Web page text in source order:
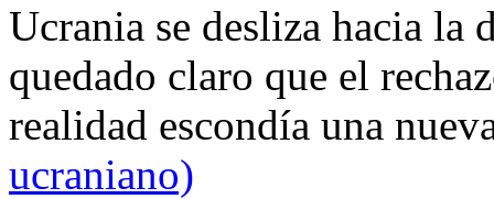
Ucrania se desliza hacia
quedado claro que el
realidad escondía una
ucraniano)